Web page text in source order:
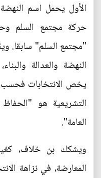
الأول يحمل اسم النهضة
حركة مجتمع السلم
"مجتمع السلم" سابقا.
النهضة والعدالة
يخص الانتخابات
التشريعية هو
العامة".
ويشكك بن خلاف،
المعارضة، في نزاهة